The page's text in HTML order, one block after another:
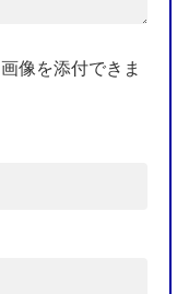
画像を添付できま